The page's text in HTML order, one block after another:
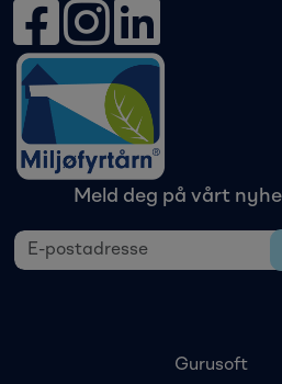
Meld deg på vårt
Gurusoft